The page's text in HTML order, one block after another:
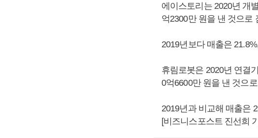
에이스토리는 2020년 개
억2300만 원을 낸 것으로
2019년보다 매출은
휴림로봇은 2020년 연결
0억6600만 원을 낸 것으
2019년과 비교해 매출은
[비즈니스포스트 진선희